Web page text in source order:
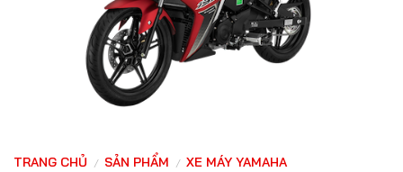
TRANG CHỦ / SẢN PHẨM / XE MÁY YAMAHA